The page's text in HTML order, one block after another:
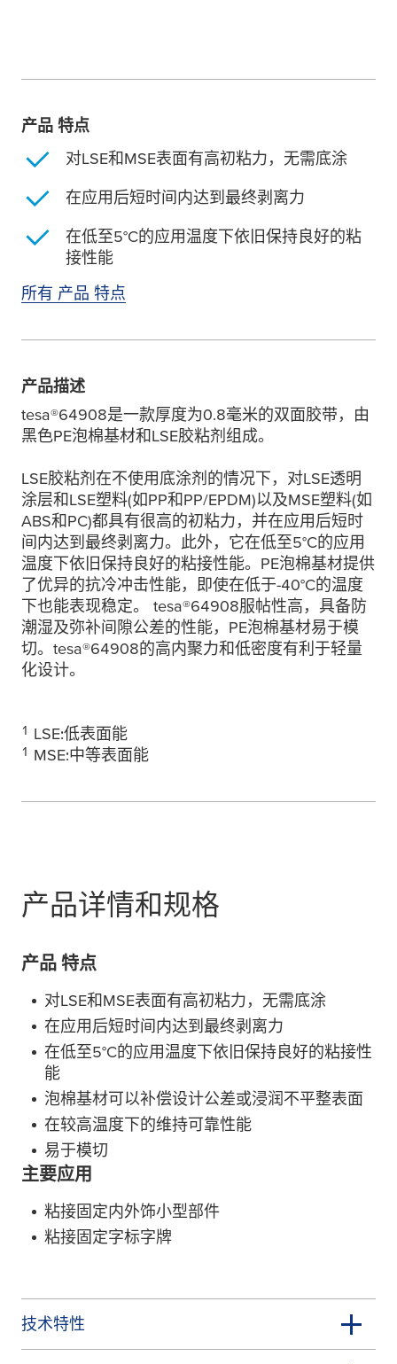
产品 特点
对LSE和MSE表面有高初粘力，无需底涂
在应用后短时间内达到最终剥离力
在低至5°C的应用温度下依旧保持良好的粘
接性能
所有 产品 特点
产品描述
tesa®64908是一款厚度为0.8毫米的双面胶带，由
黑色PE泡棉基材和LSE胶粘剂组成。
LSE胶粘剂在不使用底涂剂的情况下，对LSE透明
涂层和LSE塑料(如PP和PP/EPDM)以及MSE塑料(如
ABS和PC)都具有很高的初粘力，并在应用后短时
间内达到最终剥离力。此外，它在低至5°C的应用
温度下依旧保持良好的粘接性能。PE泡棉基材提供
了优异的抗冷冲击性能，即使在低于-40°C的温度
下也能表现稳定。 tesa®64908服帖性高，具备防
潮湿及弥补间隙公差的性能，PE泡棉基材易于模
切。 tesa®64908的高内聚力和低密度有利于轻量
化设计。
1 LSE:低表面能
1 MSE:中等表面能
产品详情和规格
产品 特点
对LSE和MSE表面有高初粘力，无需底涂
在应用后短时间内达到最终剥离力
在低至5°C的应用温度下依旧保持良好的粘接性
能
泡棉基材可以补偿设计公差或浸润不平整表面
在较高温度下的维持可靠性能
易于模切
主要应用
粘接固定内外饰小型部件
粘接固定字标字牌
技术特性